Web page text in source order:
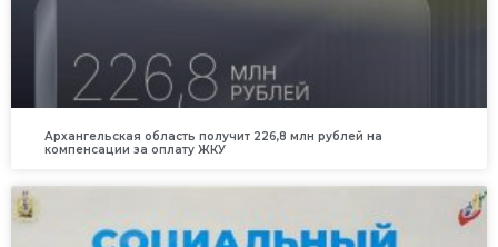
Архангельская область получит 226,8 млн рублей на
компенсации за оплату ЖКУ